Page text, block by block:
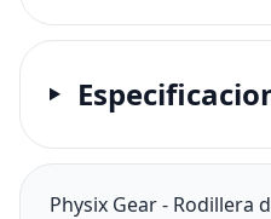
Physix Gear - Rodillera